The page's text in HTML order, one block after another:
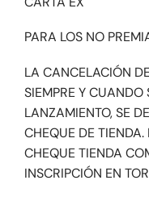
PARA LOS NO
LA CANCELACIÓN
SIEMPRE Y CUANDO
LANZAMIENTO, SE
CHEQUE DE TIENDA.
CHEQUE TIENDA
INSCRIPCIÓN EN